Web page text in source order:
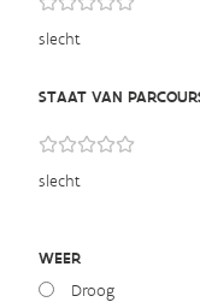
slecht
STAAT VAN
slecht
WEER
Droog